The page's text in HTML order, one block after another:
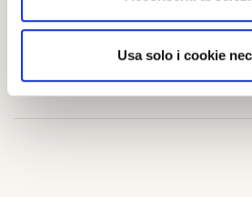
Per maggiori informazioni ti
“Mostra dettagli” e a consultare la
dove troverai specifiche indicazioni
Usa solo i cookie
dettaglio